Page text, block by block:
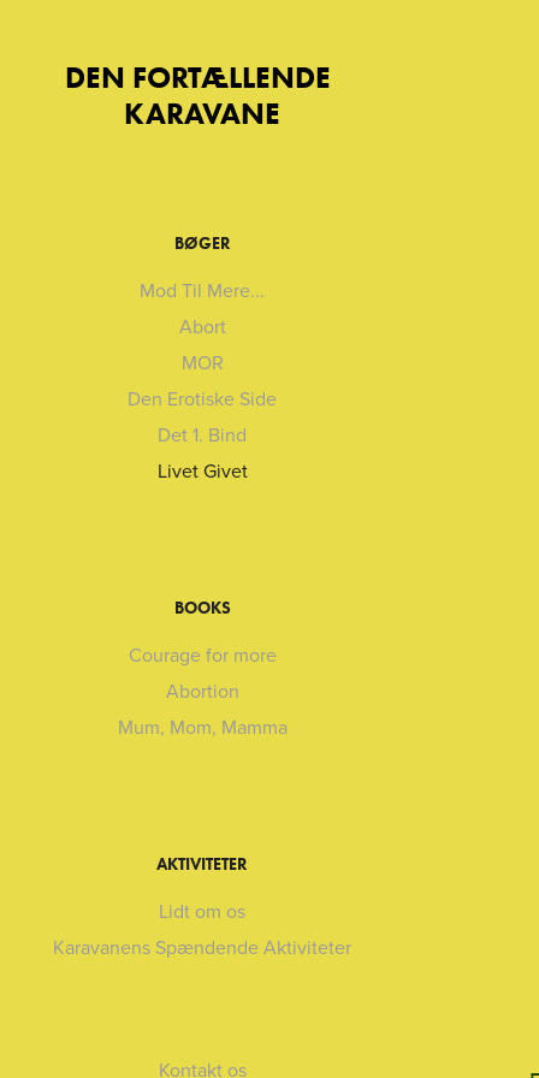
DEN FORTÆLLENDE
KARAVANE
BØGER
Mod Til Mere...
Abort
MOR
Den Erotiske Side
Det 1. Bind
Livet Givet
BOOKS
Courage for more
Abortion
Mum, Mom, Mamma
AKTIVITETER
Lidt om os
Karavanens Spændende Aktiviteter
Kontakt os